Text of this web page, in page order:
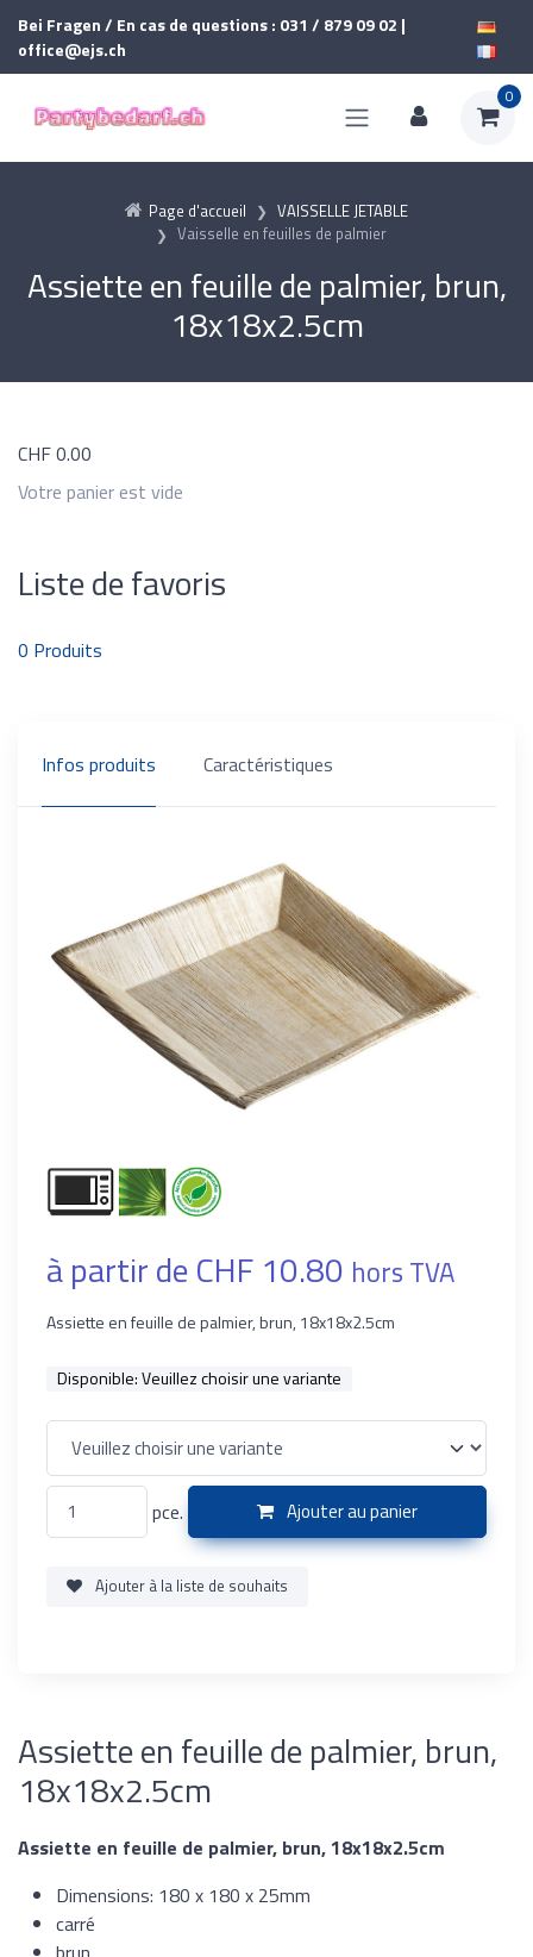
Bei Fragen / En cas de questions : 031 / 879 09 02 |
office@ejs.ch
0
Page d'accueil
VAISSELLE JETABLE
Vaisselle en feuilles de palmier
Assiette en feuille de palmier, brun,
18x18x2.5cm
CHF0.00
Votre panier est vide
Liste de favoris
0 Produits
Infos produits Caractéristiques
à partir de CHF 10.80 hors TVA
Assiette en feuille de palmier, brun, 18x18x2.5cm
Disponible:Veuillez choisir une variante
pce. Ajouter au panier
Ajouter à la liste de souhaits
Assiette en feuille de palmier, brun,
18x18x2.5cm
Assiette en feuille de palmier, brun, 18x18x2.5cm
Dimensions: 180 x 180 x 25mm
carré